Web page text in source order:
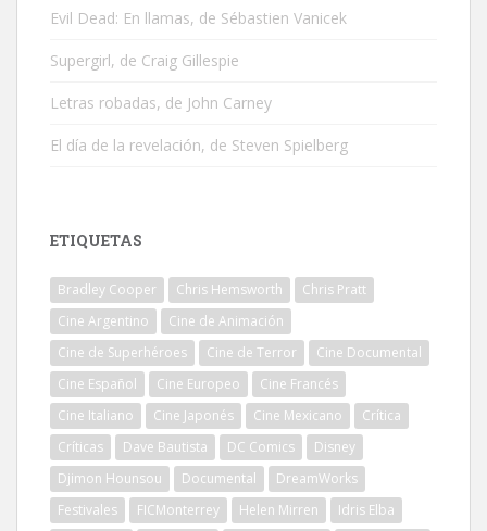
Evil Dead: En llamas, de Sébastien Vanicek
Supergirl, de Craig Gillespie
Letras robadas, de John Carney
El día de la revelación, de Steven Spielberg
ETIQUETAS
Bradley Cooper Chris Hemsworth
Chris Pratt
Cine Argentino
Cine de Animación
Cine de Superhéroes
Cine de Terror
Cine Documental
Cine Español
Cine Europeo
Cine Francés
Cine Italiano
Cine Japonés Cine Mexicano
Crítica
Críticas
Dave Bautista DC Comics
Disney
Djimon Hounsou
Documental
DreamWorks
Festivales
FICMonterrey Helen Mirren
Idris Elba